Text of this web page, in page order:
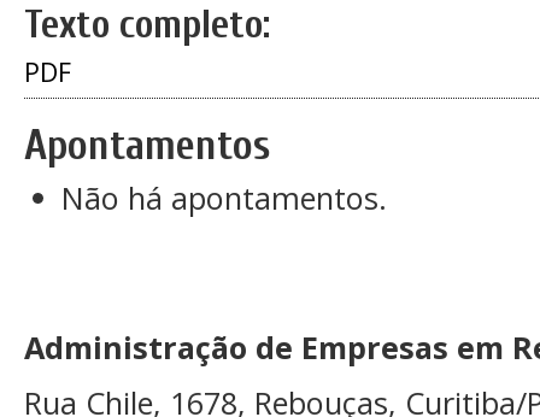
Texto completo:
PDF
Apontamentos
Não há apontamentos.
Administração de Empresas em
Rua Chile, 1678, Rebouças, Curitiba/